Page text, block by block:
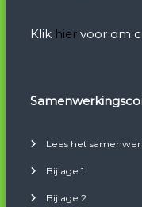
Klik hiervoor om
Lees het
Bijlage 1
Bijlage 2